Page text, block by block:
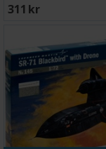
311 SEK